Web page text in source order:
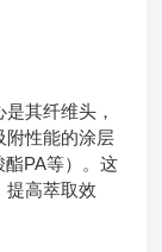
其纤维头，
附性能的涂层
PA等）。这
提高萃取效